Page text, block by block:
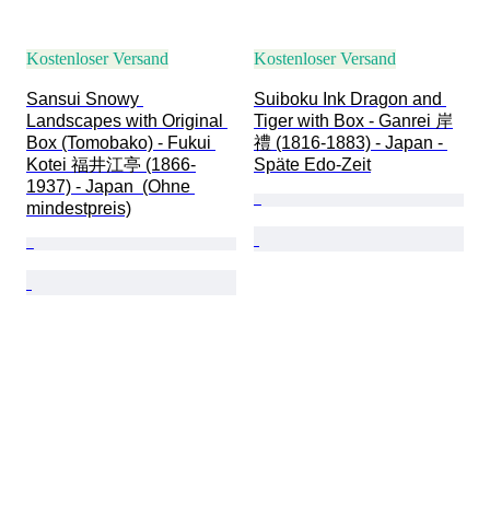
Kostenloser Versand
Sansui Snowy
Landscapes with Original
Box (Tomobako) - Fukui
Kotei 福井江亭 (1866-
1937) - Japan  (Ohne
mindestpreis)
Kostenloser Versand
Suiboku Ink Dragon and
Tiger with Box - Ganrei 岸
禮 (1816-1883) - Japan -
Späte Edo-Zeit